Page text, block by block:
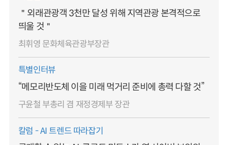
＂외래관광객 3천만 달성 위해 지역관광 본격적으로
띄울 것＂
최휘영 문화체육관광부장관
특별인터뷰
“메모리반도체 이을 미래 먹거리 준비에 총력 다할 것”
구윤철 부총리 겸 재정경제부 장관
칼럼 - AI 트렌드 따라잡기